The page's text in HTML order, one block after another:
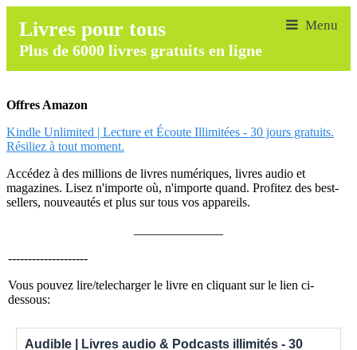
Livres pour tous
Plus de 6000 livres gratuits en ligne
Offres Amazon
Kindle Unlimited | Lecture et Écoute Illimitées - 30 jours gratuits.
Résiliez à tout moment.
Accédez à des millions de livres numériques, livres audio et
magazines. Lisez n'importe où, n'importe quand. Profitez des best-
sellers, nouveautés et plus sur tous vos appareils.
--------------------
Vous pouvez lire/telecharger le livre en cliquant sur le lien ci-
dessous:
Audible | Livres audio & Podcasts illimités - 30